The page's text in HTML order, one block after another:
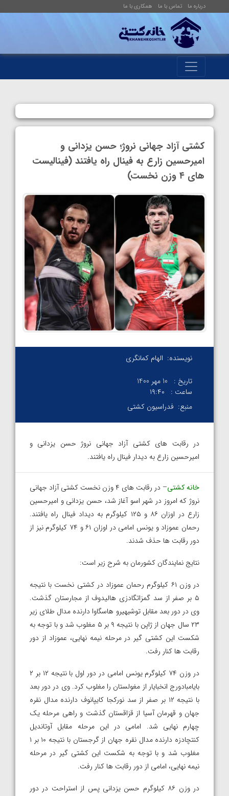
درباره ما تماس با ما همکاری با ما
کشتی آزاد جهانی نروژ؛ حسن یزدانی و
امیرحسین زارع به فینال راه یافتند (فینالیست
های ۴ وزن نخست)
نویسنده: الهام کمانگری
تاریخ :
10 مهر 1400
ساعت :
۱۹:۴۰
منبع: فدراسیون کشتی
در رقابت های کشتی آزاد جهانی نروژ حسن یزدانی و
امیرحسین زارع به دیدار فینال راه یافتند.
خانه کشتی
– در رقابت های ۴ وزن نخست کشتی آزاد جهانی
نروژ که امروز در شهر اسو آغاز شد، حسن یزدانی و امیرحسین
زارع در اوزان ۸۶ و ۱۲۵ کیلوگرم به دیداد فینال راه یافتند.
رحمان عموزاد و یونس امامی در اوزان ۶۱ و ۷۴ کیلوگرم نیز از
دور رقابت ها حذف شدند.
نتایج نمایندگان کشورمان به شرح زیر است:
در وزن ۶۱ کیلوگرم رحمان عموزاد در کشتی نخست با نتیجه
۵ بر صفر از سد گمزاتگادزی هالیدوف از مجارستان گذشت.
وی در دور بعد مقابل توشیهیرو هاسگاوا دارنده مدال طلای زیر
۲۳ سال جهان از ژاپن با نتیجه ۹ بر ۵ مغلوب شد و با توجه به
شکست این کشتی گیر در مرحله نیمه نهایی، عموزاد از دور
رقابت ها کنار رفت.
در وزن ۷۴ کیلوگرم یونس امامی در دور اول با نتیجه ۱۲ بر ۲
بایامبادورج انخبایار از مغولستان را مغلوب کرد. وی در دور بعد
با نتیجه ۱۲ بر صفر از سد نورکجا کایپانوف دارنده مدال نقره
جهان و قهرمان آسیا از قزاقستان گذشت و راهی مرحله یک
چهارم نهایی شد. امامی در این مرحله مقابل آوتاندیل
کنتچادزه دارنده مدال نقره جهان از گرجستان با نتیجه ۱۰ بر ۱
مغلوب شد و با توجه به شکست این کشتی گیر در مرحله
نیمه نهایی، امامی از دور رقابت ها کنار رفت.
در وزن ۸۶ کیلوگرم حسن یزدانی پس از استراحت در دور